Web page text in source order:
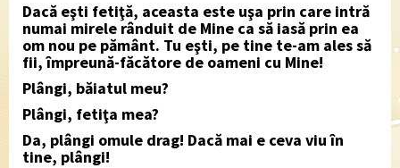
Dacă eşti fetiţă, aceasta este uşa prin care intră
numai mirele rânduit de Mine ca să iasă prin ea
om nou pe pământ. Tu eşti, pe tine te-am ales să
fii, împreună-făcătore de oameni cu Mine!
Plângi, băiatul meu?
Plângi, fetiţa mea?
Da, plângi omule drag! Dacă mai e ceva viu în
tine, plângi!